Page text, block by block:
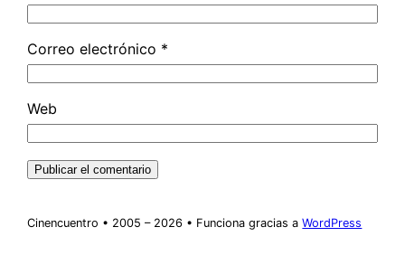
Correo electrónico *
Web
Cinencuentro • 2005 – 2026 • Funciona gracias aWordPress